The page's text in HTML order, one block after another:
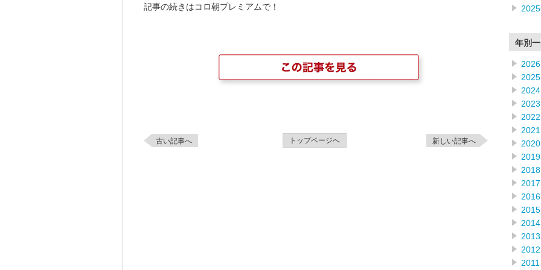
記事の続きはコロ朝プレミアムで！
古い記事へ トップページへ 新しい記事へ
年別
2026
2025
2024
2023
2022
2021
2020
2019
2018
2017
2016
2015
2014
2013
2012
2011